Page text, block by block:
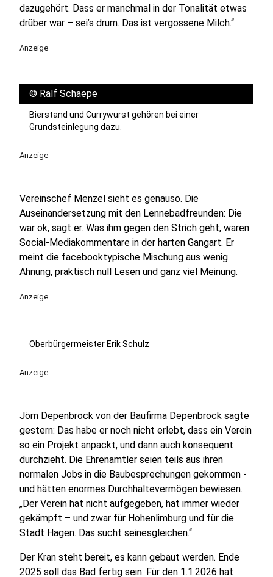
dazugehört. Dass er manchmal in der Tonalität etwas
drüber war – sei’s drum. Das ist vergossene Milch.“
Anzeige
© Ralf Schaepe
Bierstand und Currywurst gehören bei einer
Grundsteinlegung dazu.
Anzeige
Vereinschef Menzel sieht es genauso. Die
Auseinandersetzung mit den Lennebadfreunden: Die
war ok, sagt er. Was ihm gegen den Strich geht, waren
Social-Mediakommentare in der harten Gangart. Er
meint die facebooktypische Mischung aus wenig
Ahnung, praktisch null Lesen und ganz viel Meinung.
Anzeige
Oberbürgermeister Erik Schulz
Anzeige
Jörn Depenbrock von der Baufirma Depenbrock sagte
gestern: Das habe er noch nicht erlebt, dass ein Verein
so ein Projekt anpackt, und dann auch konsequent
durchzieht. Die Ehrenamtler seien teils aus ihren
normalen Jobs in die Baubesprechungen gekommen -
und hätten enormes Durchhaltevermögen bewiesen.
„Der Verein hat nicht aufgegeben, hat immer wieder
gekämpft – und zwar für Hohenlimburg und für die
Stadt Hagen. Das sucht seinesgleichen.“
Der Kran steht bereit, es kann gebaut werden. Ende
2025 soll das Bad fertig sein. Für den 1.1.2026 hat